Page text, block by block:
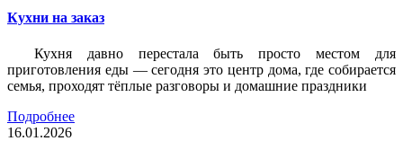
Кухни на заказ
Кухня давно перестала быть просто местом для
приготовления еды — сегодня это центр дома, где собирается
семья, проходят тёплые разговоры и домашние праздники
Подробнее
16.01.2026